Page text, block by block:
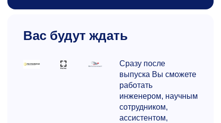
Вас будут ждать
Сразу после
выпуска Вы сможете
работать
инженером, научным
сотрудником,
ассистентом,